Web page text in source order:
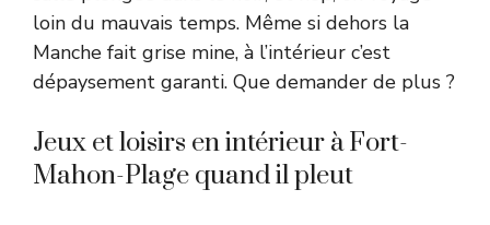
loin du mauvais temps. Même si dehors la
Manche fait grise mine, à l’intérieur c’est
dépaysement garanti. Que demander de plus ?
Jeux et loisirs en intérieur à Fort-
Mahon-Plage quand il pleut